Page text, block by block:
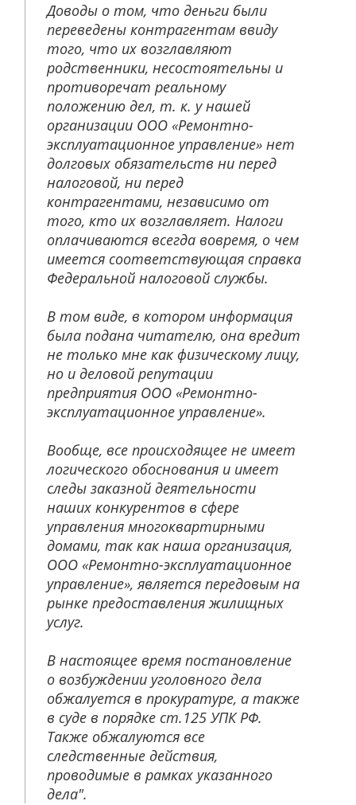
Доводы о том, что деньги были
переведены контрагентам ввиду
того, что их возглавляют
родственники, несостоятельны и
противоречат реальному
положению дел, т. к. у нашей
организации ООО «Ремонтно-
эксплуатационное управление» нет
долговых обязательств ни перед
налоговой, ни перед
контрагентами, независимо от
того, кто их возглавляет. Налоги
оплачиваются всегда вовремя, о чем
имеется соответствующая справка
Федеральной налоговой службы.
В том виде, в котором информация
была подана читателю, она вредит
не только мне как физическому лицу,
но и деловой репутации
предприятия ООО «Ремонтно-
эксплуатационное управление».
Вообще, все происходящее не имеет
логического обоснования и имеет
следы заказной деятельности
наших конкурентов в сфере
управления многоквартирными
домами, так как наша организация,
ООО «Ремонтно-эксплуатационное
управление», является передовым на
рынке предоставления жилищных
услуг.
В настоящее время постановление
о возбуждении уголовного дела
обжалуется в прокуратуре, а также
в суде в порядке ст.125 УПК РФ.
Также обжалуются все
следственные действия,
проводимые в рамках указанного
дела".